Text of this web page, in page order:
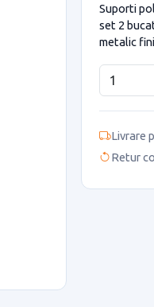
Suporti
set 2
metalic
Livrare
Retur